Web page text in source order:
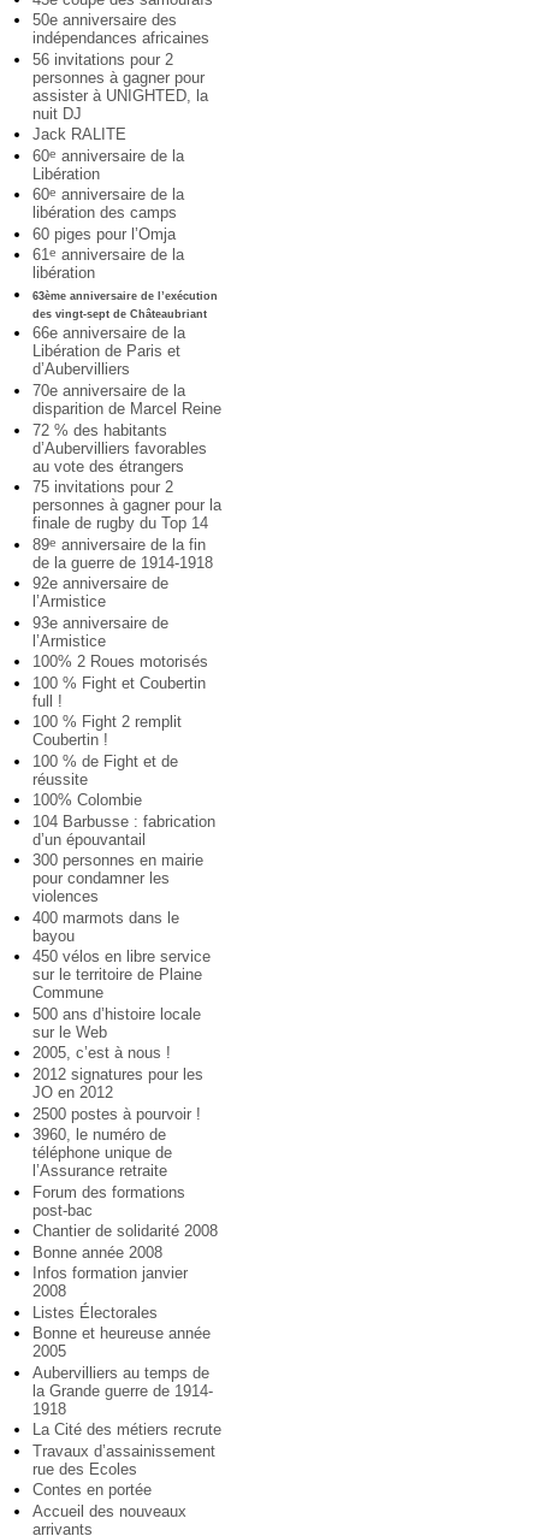
50e anniversaire des
indépendances africaines
56 invitations pour 2
personnes à gagner pour
assister à UNIGHTED, la
nuit DJ
Jack RALITE
60e anniversaire de la
Libération
60e anniversaire de la
libération des camps
60 piges pour l’Omja
61e anniversaire de la
libération
63ème anniversaire de l’exécution
des vingt-sept de Châteaubriant
66e anniversaire de la
Libération de Paris et
d’Aubervilliers
70e anniversaire de la
disparition de Marcel Reine
72 % des habitants
d’Aubervilliers favorables
au vote des étrangers
75 invitations pour 2
personnes à gagner pour la
finale de rugby du Top 14
89e anniversaire de la fin
de la guerre de 1914-1918
92e anniversaire de
l’Armistice
93e anniversaire de
l’Armistice
100% 2 Roues motorisés
100 % Fight et Coubertin
full !
100 % Fight 2 remplit
Coubertin !
100 % de Fight et de
réussite
100% Colombie
104 Barbusse : fabrication
d’un épouvantail
300 personnes en mairie
pour condamner les
violences
400 marmots dans le
bayou
450 vélos en libre service
sur le territoire de Plaine
Commune
500 ans d’histoire locale
sur le Web
2005, c’est à nous !
2012 signatures pour les
JO en 2012
2500 postes à pourvoir !
3960, le numéro de
téléphone unique de
l’Assurance retraite
Forum des formations
post-bac
Chantier de solidarité 2008
Bonne année 2008
Infos formation janvier
2008
Listes Électorales
Bonne et heureuse année
2005
Aubervilliers au temps de
la Grande guerre de 1914-
1918
La Cité des métiers recrute
Travaux d’assainissement
rue des Ecoles
Contes en portée
Accueil des nouveaux
arrivants